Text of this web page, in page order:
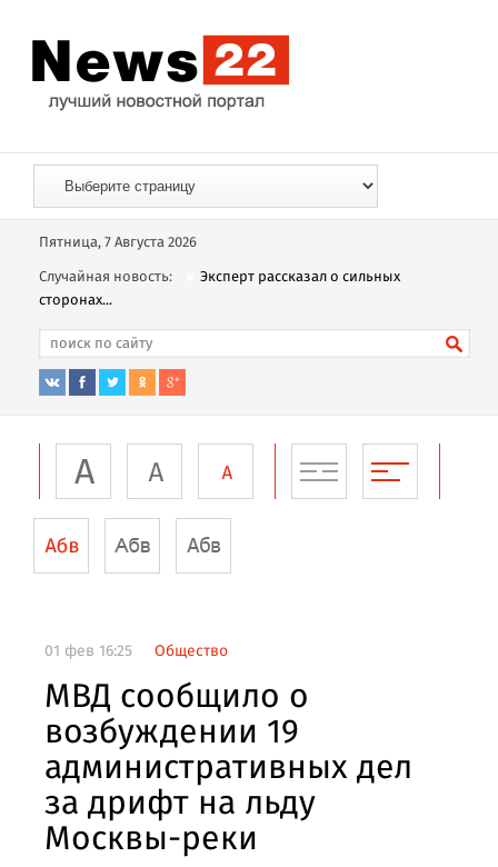
Пятница, 7 Августа 2026
Случайная новость:
Эксперт рассказал о сильных
сторонах...
01 фев 16:25 Общество
МВД сообщило о
возбуждении 19
административных дел
за дрифт на льду
Москвы-реки